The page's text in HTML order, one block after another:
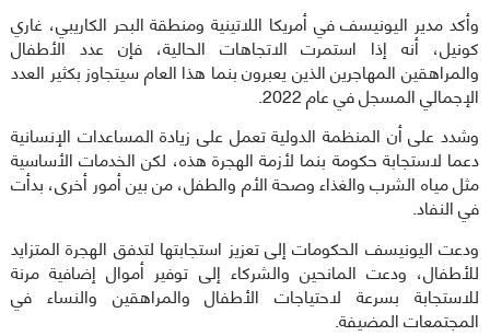
وأكد مدير اليونيسف في أمريكا اللاتينية ومنطقة البحر الكاريبي، غاري
كونيل، أنه إذا استمرت الاتجاهات الحالية، فإن عدد الأطفال
والمراهقين المهاجرين الذين يعبرون بنما هذا العام سيتجاوز بكثير العدد
الإجمالي المسجل في عام 2022.
وشدد على أن المنظمة الدولية تعمل على زيادة المساعدات الإنسانية
دعما لاستجابة حكومة بنما لأزمة الهجرة هذه، لكن الخدمات الأساسية
مثل مياه الشرب والغذاء وصحة الأم والطفل، من بين أمور أخرى، بدأت
في النفاد.
ودعت اليونيسف الحكومات إلى تعزيز استجابتها لتدفق الهجرة المتزايد
للأطفال، ودعت المانحين والشركاء إلى توفير أموال إضافية مرنة
للاستجابة بسرعة لاحتياجات الأطفال والمراهقين والنساء في
المجتمعات المضيفة.